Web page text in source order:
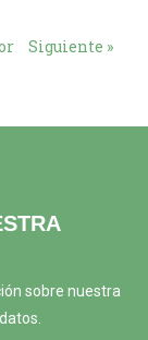
Siguiente »
sobre nuestra